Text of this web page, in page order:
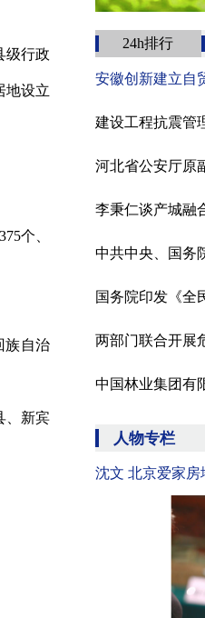
级行政
地设立
个、
族自治
、新宾
24h排行
安徽创新建立自
建设工程抗震管
河北省公安厅原
李秉仁谈产城融
中共中央、国务
国务院印发《全
两部门联合开展
人物专栏
沈文 北京爱家